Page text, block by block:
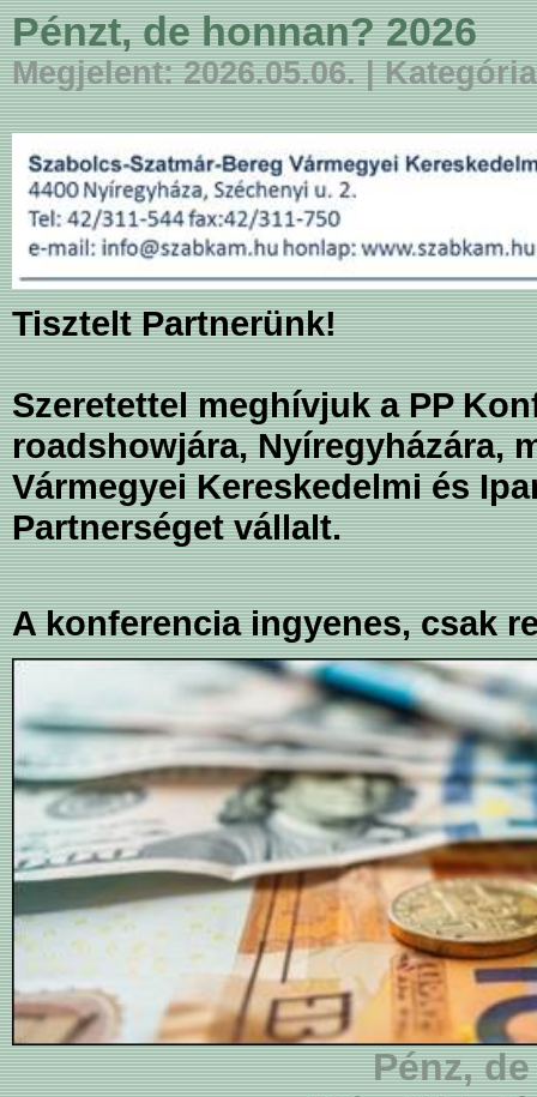
Pénzt, de honnan? 2026
Megjelent: 2026.05.06. |
Tisztelt Partnerünk!
Szeretettel meghívjuk a PP
roadshowjára, Nyíregyházára,
Vármegyei Kereskedelmi és
Partnerséget vállalt.
A konferencia ingyenes, csak
Pénz,